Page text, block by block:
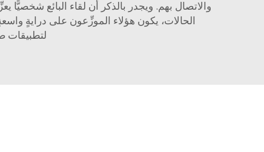
والاتصال بهم. ويجدر بالذكر أن لقاء البائع شخصيًّا
الحالات، يكون هؤلاء الموزِّعون على درايةٍ
لتطبيقات